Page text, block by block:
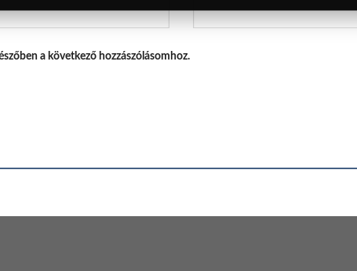
a következő hozzászólásomhoz.